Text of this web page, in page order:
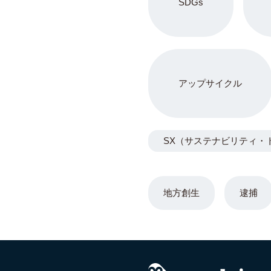
SDGs
アップサイクル
地方創生 逮捕
SX（サステナビリティ・